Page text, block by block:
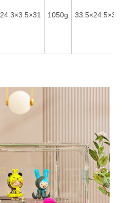
24.3×3.5×31 1050g